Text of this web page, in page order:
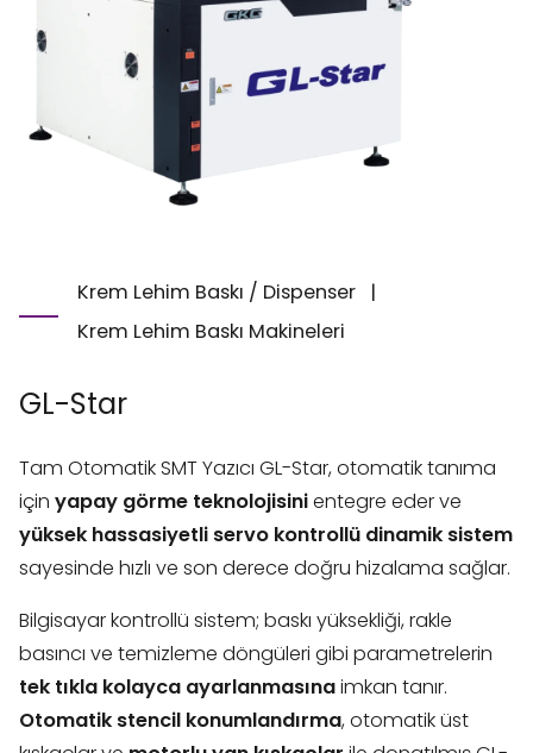
Krem Lehim Baskı / Dispenser
|
Krem Lehim Baskı Makineleri
GL-Star
Tam Otomatik SMT Yazıcı GL-Star, otomatik tanıma
içinyapay görme teknolojisinientegre eder ve
yüksek hassasiyetli servo kontrollü dinamik sistem
sayesinde hızlı ve son derece doğru hizalama sağlar.
Bilgisayar kontrollü sistem; baskı yüksekliği, rakle
basıncı ve temizleme döngüleri gibi parametrelerin
tek tıkla kolayca ayarlanmasınaimkan tanır.
Otomatik stencil konumlandırma, otomatik üst